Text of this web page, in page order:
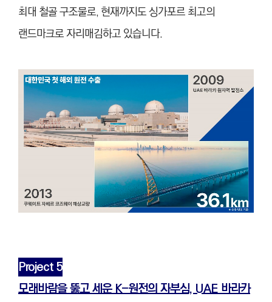
최대 철골 구조물로, 현재까지도 싱가포르 최고의
랜드마크로 자리매김하고 있습니다.
Project 5
모래바람을 뚫고 세운 K-원전의 자부심, UAE 바라카